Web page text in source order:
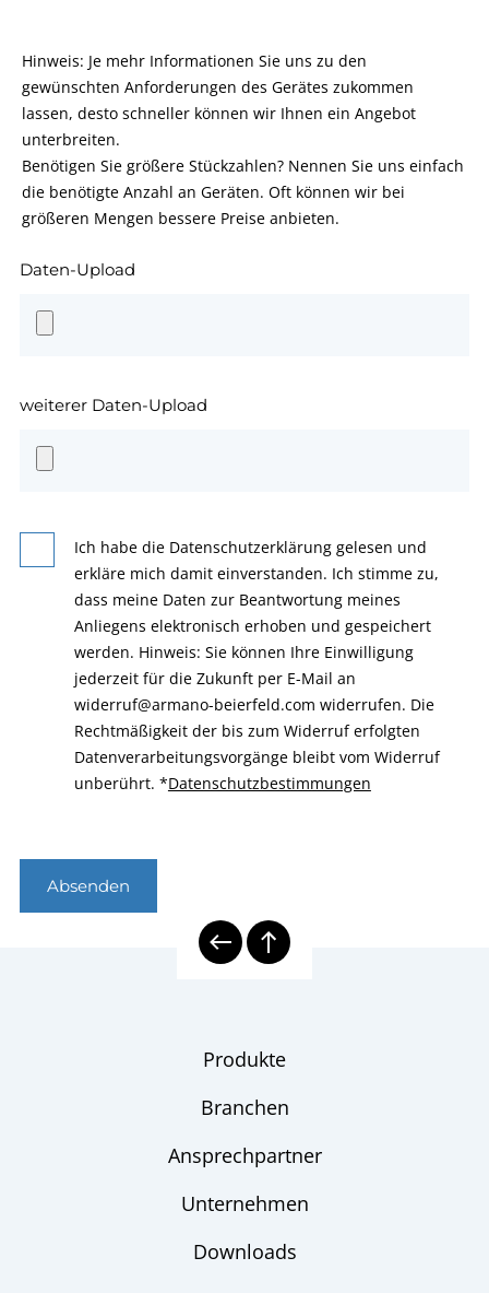
Hinweis: Je mehr Informationen Sie uns zu den
gewünschten Anforderungen des Gerätes zukommen
lassen, desto schneller können wir Ihnen ein Angebot
unterbreiten.
Benötigen Sie größere Stückzahlen? Nennen Sie uns einfach
die benötigte Anzahl an Geräten. Oft können wir bei
größeren Mengen bessere Preise anbieten.
Daten-Upload
weiterer Daten-Upload
Ich habe die Datenschutzerklärung gelesen und
erkläre mich damit einverstanden. Ich stimme zu,
dass meine Daten zur Beantwortung meines
Anliegens elektronisch erhoben und gespeichert
werden. Hinweis: Sie können Ihre Einwilligung
jederzeit für die Zukunft per E-Mail an
widerruf@armano-beierfeld.com widerrufen. Die
Rechtmäßigkeit der bis zum Widerruf erfolgten
Datenverarbeitungsvorgänge bleibt vom Widerruf
unberührt. *Datenschutzbestimmungen
Absenden
Produkte
Branchen
Ansprechpartner
Unternehmen
Downloads